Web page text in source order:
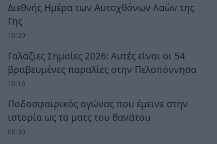
Διεθνής Ημέρα των Αυτοχθόνων Λαών της
Γης
10:30
Γαλάζιες Σημαίες 2026: Αυτές είναι οι 54
βραβευμένες παραλίες στην Πελοπόννησο
10:16
Ποδοσφαιρικός αγώνας που έμεινε στην
ιστορία ως το ματς του θανάτου
08:30